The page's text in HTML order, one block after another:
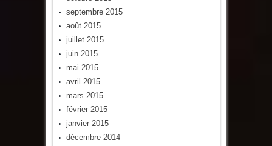
septembre 2015
août 2015
juillet 2015
juin 2015
mai 2015
avril 2015
mars 2015
février 2015
janvier 2015
décembre 2014